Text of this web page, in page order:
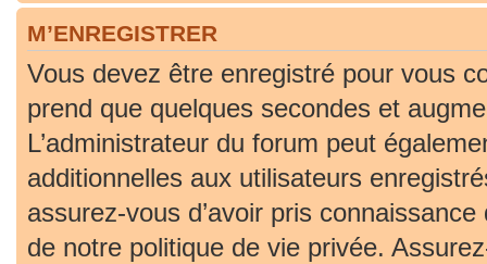
M’ENREGISTRER
Vous devez être enregistré pour vous
prend que quelques secondes et
L’administrateur du forum peut
additionnelles aux utilisateurs
assurez-vous d’avoir pris
de notre politique de vie privée.